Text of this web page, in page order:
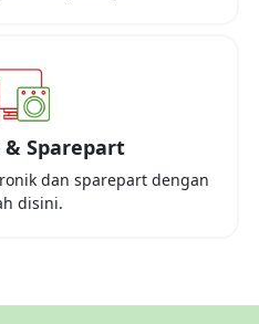
Sparepart
dan sparepart dengan
disini.